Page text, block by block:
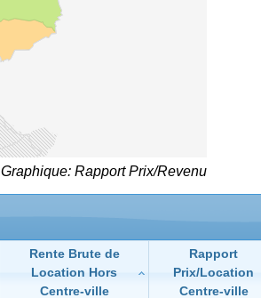
Graphique: Rapport Prix/Revenu
Rente Brute de
Location Hors
Centre-ville
Rapport
Prix/Location
Centre-ville